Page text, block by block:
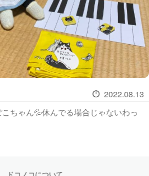
2022.08.13
ちゃん💦休んでる場合じゃないわっ